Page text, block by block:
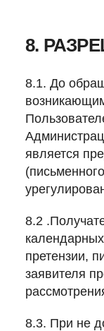
8.
8.1. До
является
8.2
претензии,
заявителя
8.3. При не